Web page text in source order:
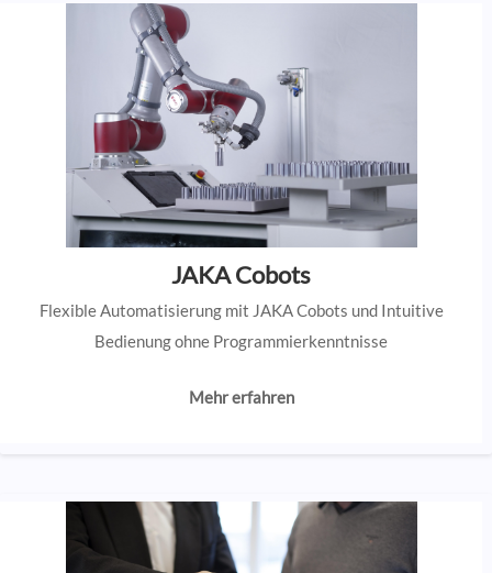
JAKA Cobots
Flexible Automatisierung mit JAKA Cobots und Intuitive
Bedienung ohne Programmierkenntnisse
Mehr erfahren